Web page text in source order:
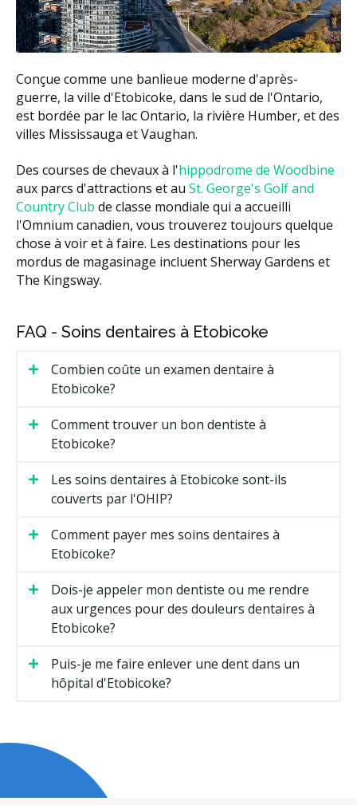
Conçue comme une banlieue moderne d'après-
guerre, la ville d'Etobicoke, dans le sud de l'Ontario,
est bordée par le lac Ontario, la rivière Humber, et des
villes Mississauga et Vaughan.
Des courses de chevaux à l'hippodrome de Woodbine
aux parcs d'attractions et au St. George's Golf and
Country Club de classe mondiale qui a accueilli
l'Omnium canadien, vous trouverez toujours quelque
chose à voir et à faire. Les destinations pour les
mordus de magasinage incluent Sherway Gardens et
The Kingsway.
FAQ - Soins dentaires à Etobicoke
Combien coûte un examen dentaire à
Etobicoke?
Comment trouver un bon dentiste à
Etobicoke?
Les soins dentaires à Etobicoke sont-ils
couverts par l'OHIP?
Comment payer mes soins dentaires à
Etobicoke?
Dois-je appeler mon dentiste ou me rendre
aux urgences pour des douleurs dentaires à
Etobicoke?
Puis-je me faire enlever une dent dans un
hôpital d'Etobicoke?